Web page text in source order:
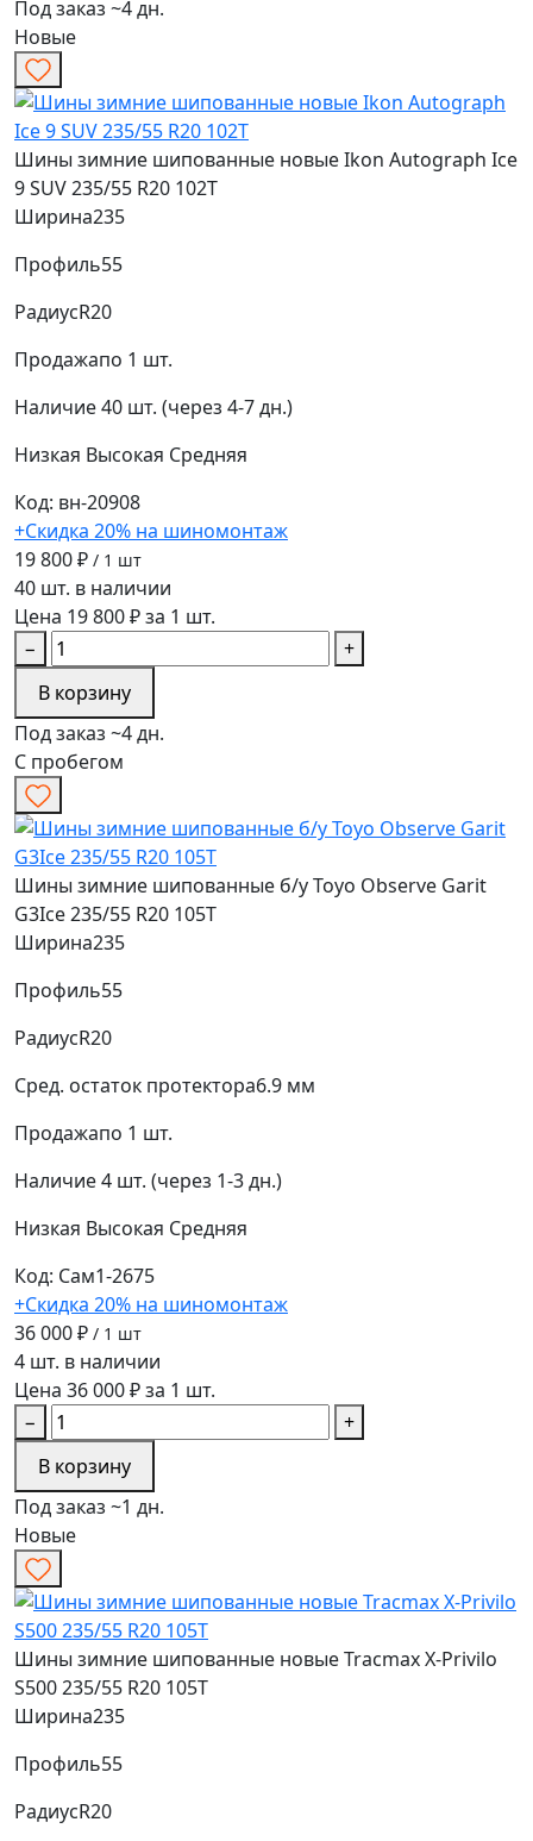
Под заказ ~4 дн.
Новые
Шины зимние шипованные новые Ikon Autograph Ice
9 SUV 235/55 R20 102T
Ширина235
Профиль55
РадиусR20
Продажапо 1 шт.
Наличие40 шт. (через 4-7 дн.)
Низкая Высокая Средняя
Код: вн-20908
+Скидка 20% на шиномонтаж
19 800 ₽ / 1 шт
40 шт. в наличии
Цена 19 800 ₽ за 1 шт.
−
+
В корзину
Под заказ ~4 дн.
С пробегом
Шины зимние шипованные б/у Toyo Observe Garit
G3Ice 235/55 R20 105T
Ширина235
Профиль55
РадиусR20
Сред. остаток протектора6.9 мм
Продажапо 1 шт.
Наличие4 шт. (через 1-3 дн.)
Низкая Высокая Средняя
Код: Сам1-2675
+Скидка 20% на шиномонтаж
36 000 ₽ / 1 шт
4 шт. в наличии
Цена 36 000 ₽ за 1 шт.
−
+
В корзину
Под заказ ~1 дн.
Новые
Шины зимние шипованные новые Tracmax X-Privilo
S500 235/55 R20 105T
Ширина235
Профиль55
РадиусR20